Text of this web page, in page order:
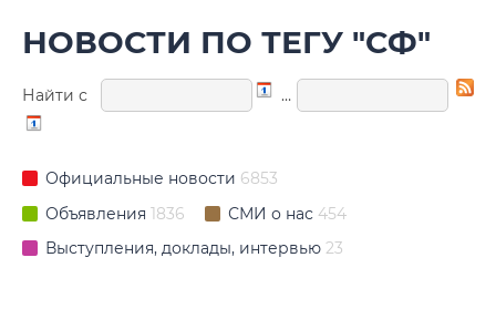
СМИ о нас
Календарь мероприятий
Корпоративные издания
НОВОСТИ ПО ТЕГУ "СФ"
Найти с …
Официальные новости 6853
Объявления 1836 СМИ о нас 454
Выступления, доклады, интервью 23